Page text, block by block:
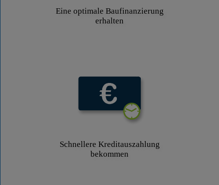
Eine optimale Baufinanzierung
erhalten
Schnellere Kreditauszahlung
bekommen